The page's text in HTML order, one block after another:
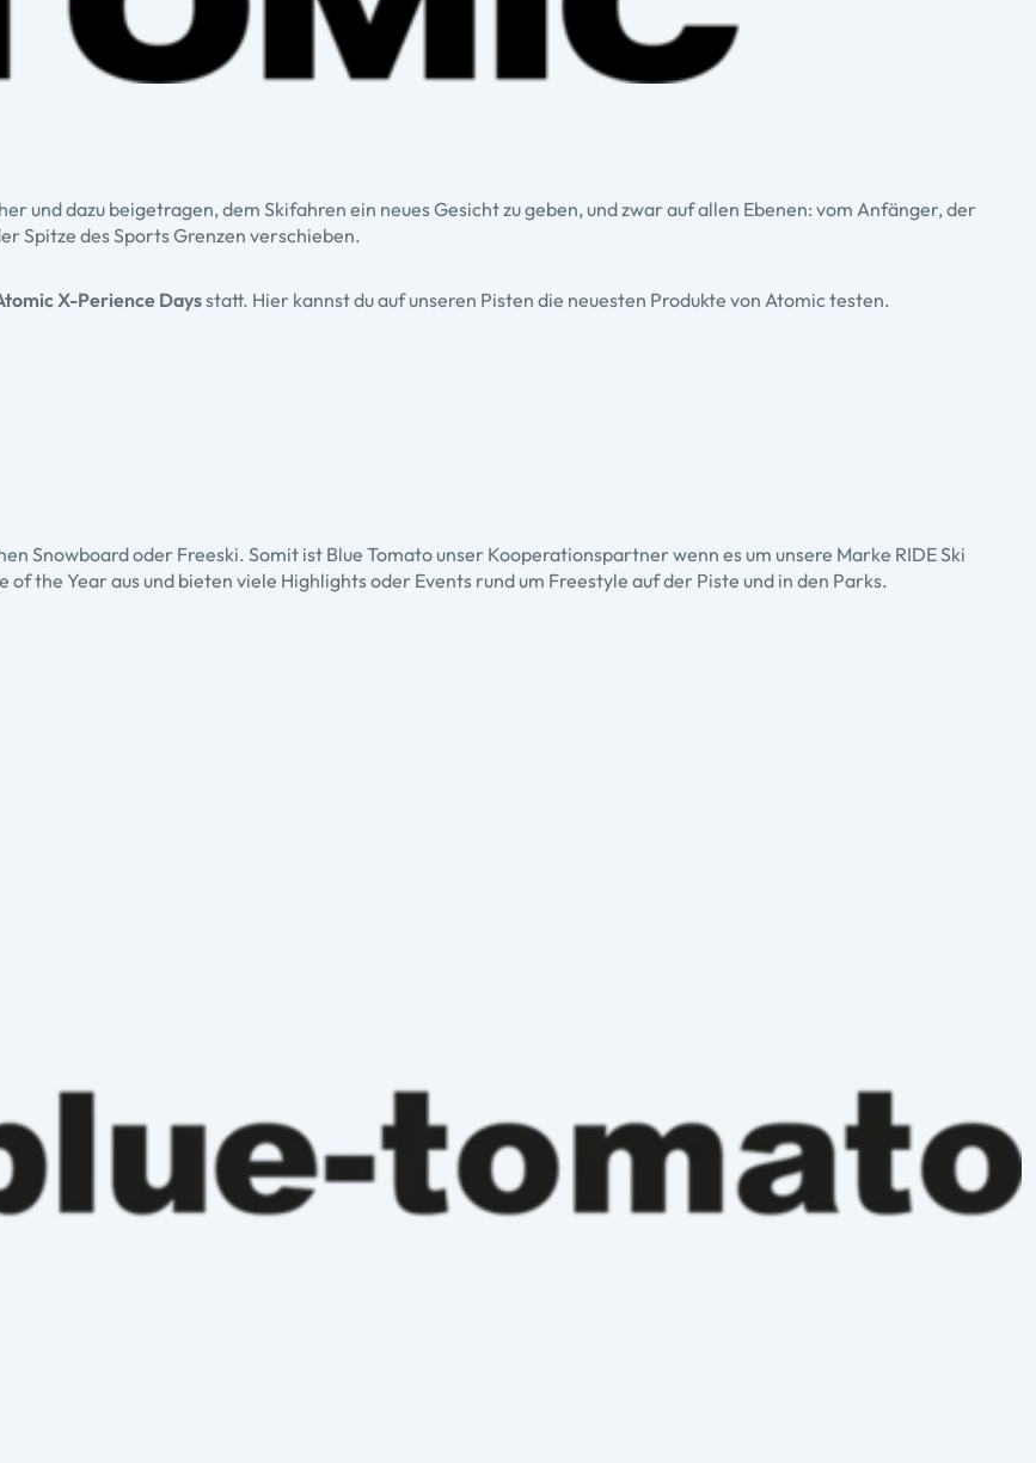
und dazu beigetragen, dem Skifahren ein neues Gesicht zu geben, und zwar auf allen Ebenen: vom Anfänger, der
Spitze des Sports Grenzen verschieben.
X-Perience Daysstatt. Hier kannst du auf unseren Pisten die neuesten Produkte von Atomic testen.
Snowboard oder Freeski. Somit ist Blue Tomato unser Kooperationspartner wenn es um unsere Marke RIDE Ski
the Year aus und bieten viele Highlights oder Events rund um Freestyle auf der Piste und in den Parks.